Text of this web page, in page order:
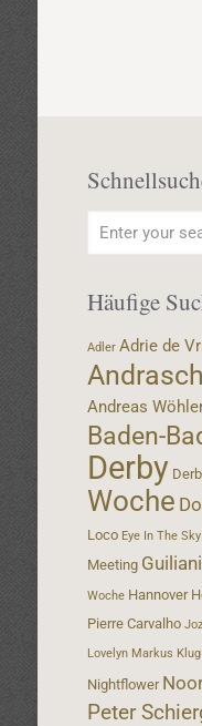
Häufige
Adler Adrie de
Andreas
Baden-
Derby
Woche
Loco Eye In The Sky
Meeting Guiliani
Woche Hannover
Pierre Carvalho
Lovelyn Markus Klug
Nightflower
Peter